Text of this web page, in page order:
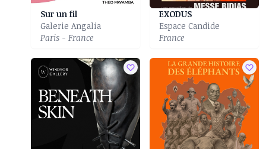
Sur un fil
Galerie Angalia
Paris - France
EXODUS
Espace Candide
France